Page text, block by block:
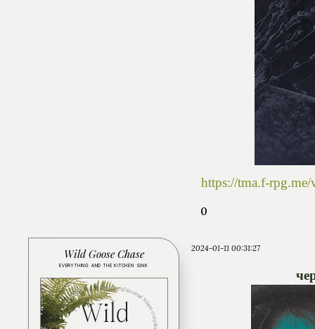
https://tma.f-
0
2024-01-11 00:31:27
Wild Goose Chase
EVERYTHING AND THE KITCHEN SINK